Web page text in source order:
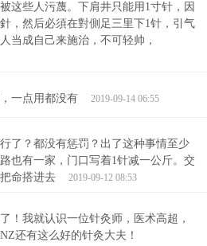
这些人污蔑。下肩井只能用1寸针，因
，然后必須在對側足三里下1针，引气
当成自己来施治，不可轻帅，
一点用都没有
2019-09-14 06:55
了？都没有惩罚？出了这种事情至少
也有一家，门口写着1针减一公斤。交
命搭进去
2019-09-12 08:53
！我就认识一位针灸师，医术高超，
还有这么好的针灸大夫！